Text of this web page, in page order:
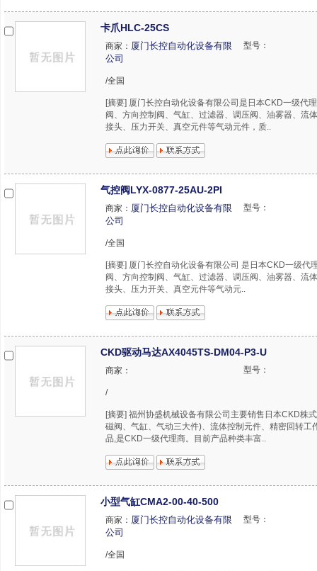
卡爪HLC-25CS
商家： 厦门长控自动化设备有限
公司
型号：
/全国
[摘要] 厦门长控自动化设备有限公司是日本CKD一级代
阀、方向控制阀、气缸、过滤器、调压阀、油雾器、流
接头、压力开关、真空元件等气动元件，质..
气控阀LYX-0877-25AU-2PI
商家： 厦门长控自动化设备有限
公司
型号：
/全国
[摘要] 厦门长控自动化设备有限公司 是日本CKD一级代
阀、方向控制阀、气缸、过滤器、调压阀、油雾器、流
接头、压力开关、真空元件等气动元..
CKD驱动马达AX4045TS-DM04-P3-U
商家： 型号：
/
[摘要] 福州协盛机械设备有限公司主要销售日本CKD株
磁阀、气缸、气动三大件)、流体控制元件、精密回转工
品,是CKD一级代理商。目前产品种类丰富..
小型气缸CMA2-00-40-500
商家： 厦门长控自动化设备有限
公司
型号：
/全国